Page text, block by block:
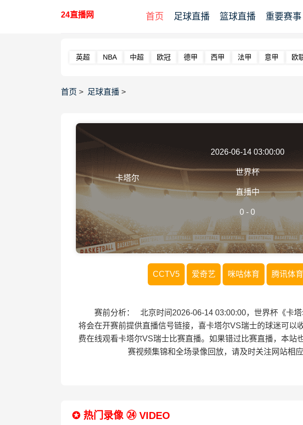
24直播网 首页 足球直播 篮球直播 重要赛事
英超 NBA 中超 欧冠 德甲 西甲 法甲 意甲 欧
首页 > 足球直播 >
卡塔尔
2026-06-14 03:00:00
世界杯
直播中
0 -0
CCTV5 爱奇艺 咪咕体育 腾讯体育
赛前分析： 北京时间2026-06-14 03:00:00，世界杯《卡
将会在开赛前提供直播信号链接，喜卡塔尔VS瑞士的球迷可以
费在线观看卡塔尔VS瑞士比赛直播。如果错过比赛直播，本站
赛视频集锦和全场录像回放，请及时关注网站相
✪ 热门录像 ㉔ VIDEO